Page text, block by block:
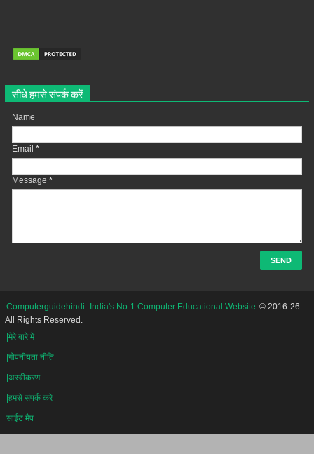
सीधे हमसे संपर्क करें
Name
Email *
Message *
Computerguidehindi -India's No-1 Computer Educational Website © 2016-26.
All Rights Reserved.
|मेरे बारे में
|गोपनीयता नीति
|अस्वीकरण
|हमसे संपर्क करे
साईट मैप